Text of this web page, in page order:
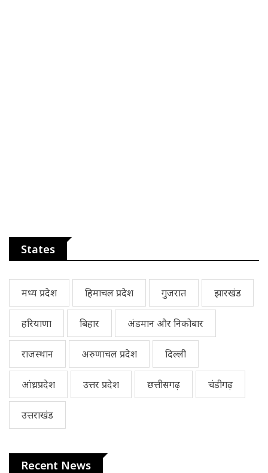
States
मध्य प्रदेश हिमाचल प्रदेश गुजरात झारखंड
हरियाणा बिहार अंडमान और निकोबार
राजस्थान अरुणाचल प्रदेश दिल्ली
आंध्रप्रदेश उत्तर प्रदेश छत्तीसगढ़ चंडीगढ़
उत्तराखंड
Recent News